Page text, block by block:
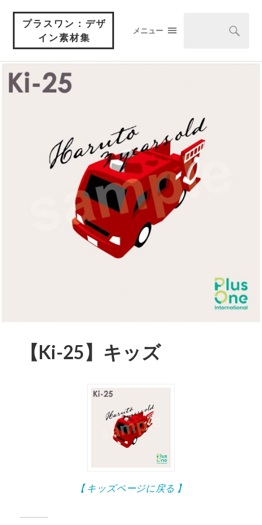
プラスワン：デザ
イン素材集
メニュー
【Ki-25】キッズ
【 キッズページに戻る 】